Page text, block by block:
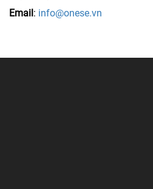
Email: info@onese.vn